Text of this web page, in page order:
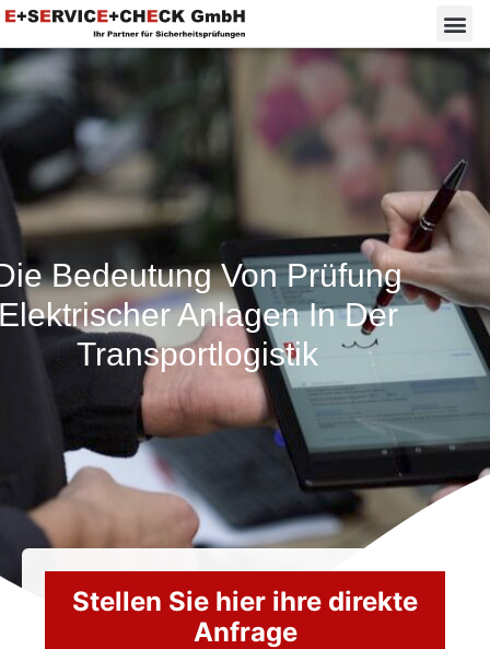
Bedeutung Von Prüfung
Anlagen In Der
Transportlogistik
Stellen Sie hier ihre direkte
Anfrage